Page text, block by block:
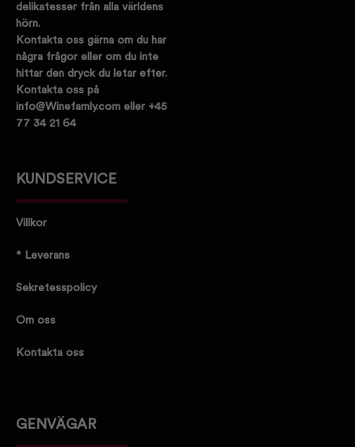
delikatesser från alla världens
hörn.
Kontakta oss gärna om du har
några frågor eller om du inte
hittar den dryck du letar efter.
Kontakta oss på
info@Winefamly.com eller +45
77 34 21 64
KUNDSERVICE
Villkor
* Leverans
Sekretesspolicy
Om oss
Kontakta oss
GENVÄGAR